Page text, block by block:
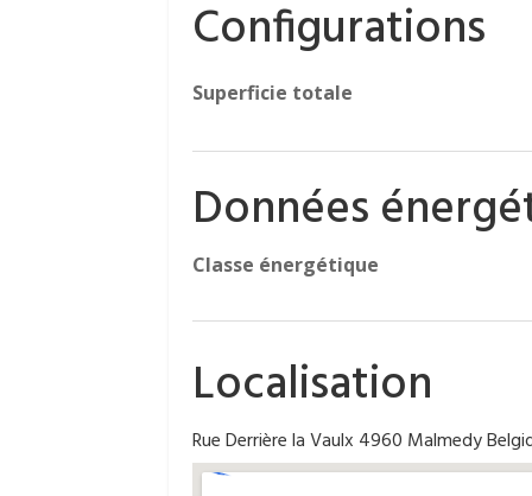
Configurations
Superficie totale
Données
Classe énergétique
Localisation
Rue Derrière la Vaulx 4960 Malmedy